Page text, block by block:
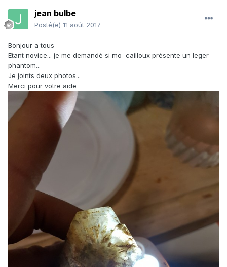
jean bulbe
Posté(e) 11 août 2017
Bonjour a tous
Etant novice... je me demandé si mo cailloux présente un leger
phantom...
Je joints deux photos...
Merci pour votre aide